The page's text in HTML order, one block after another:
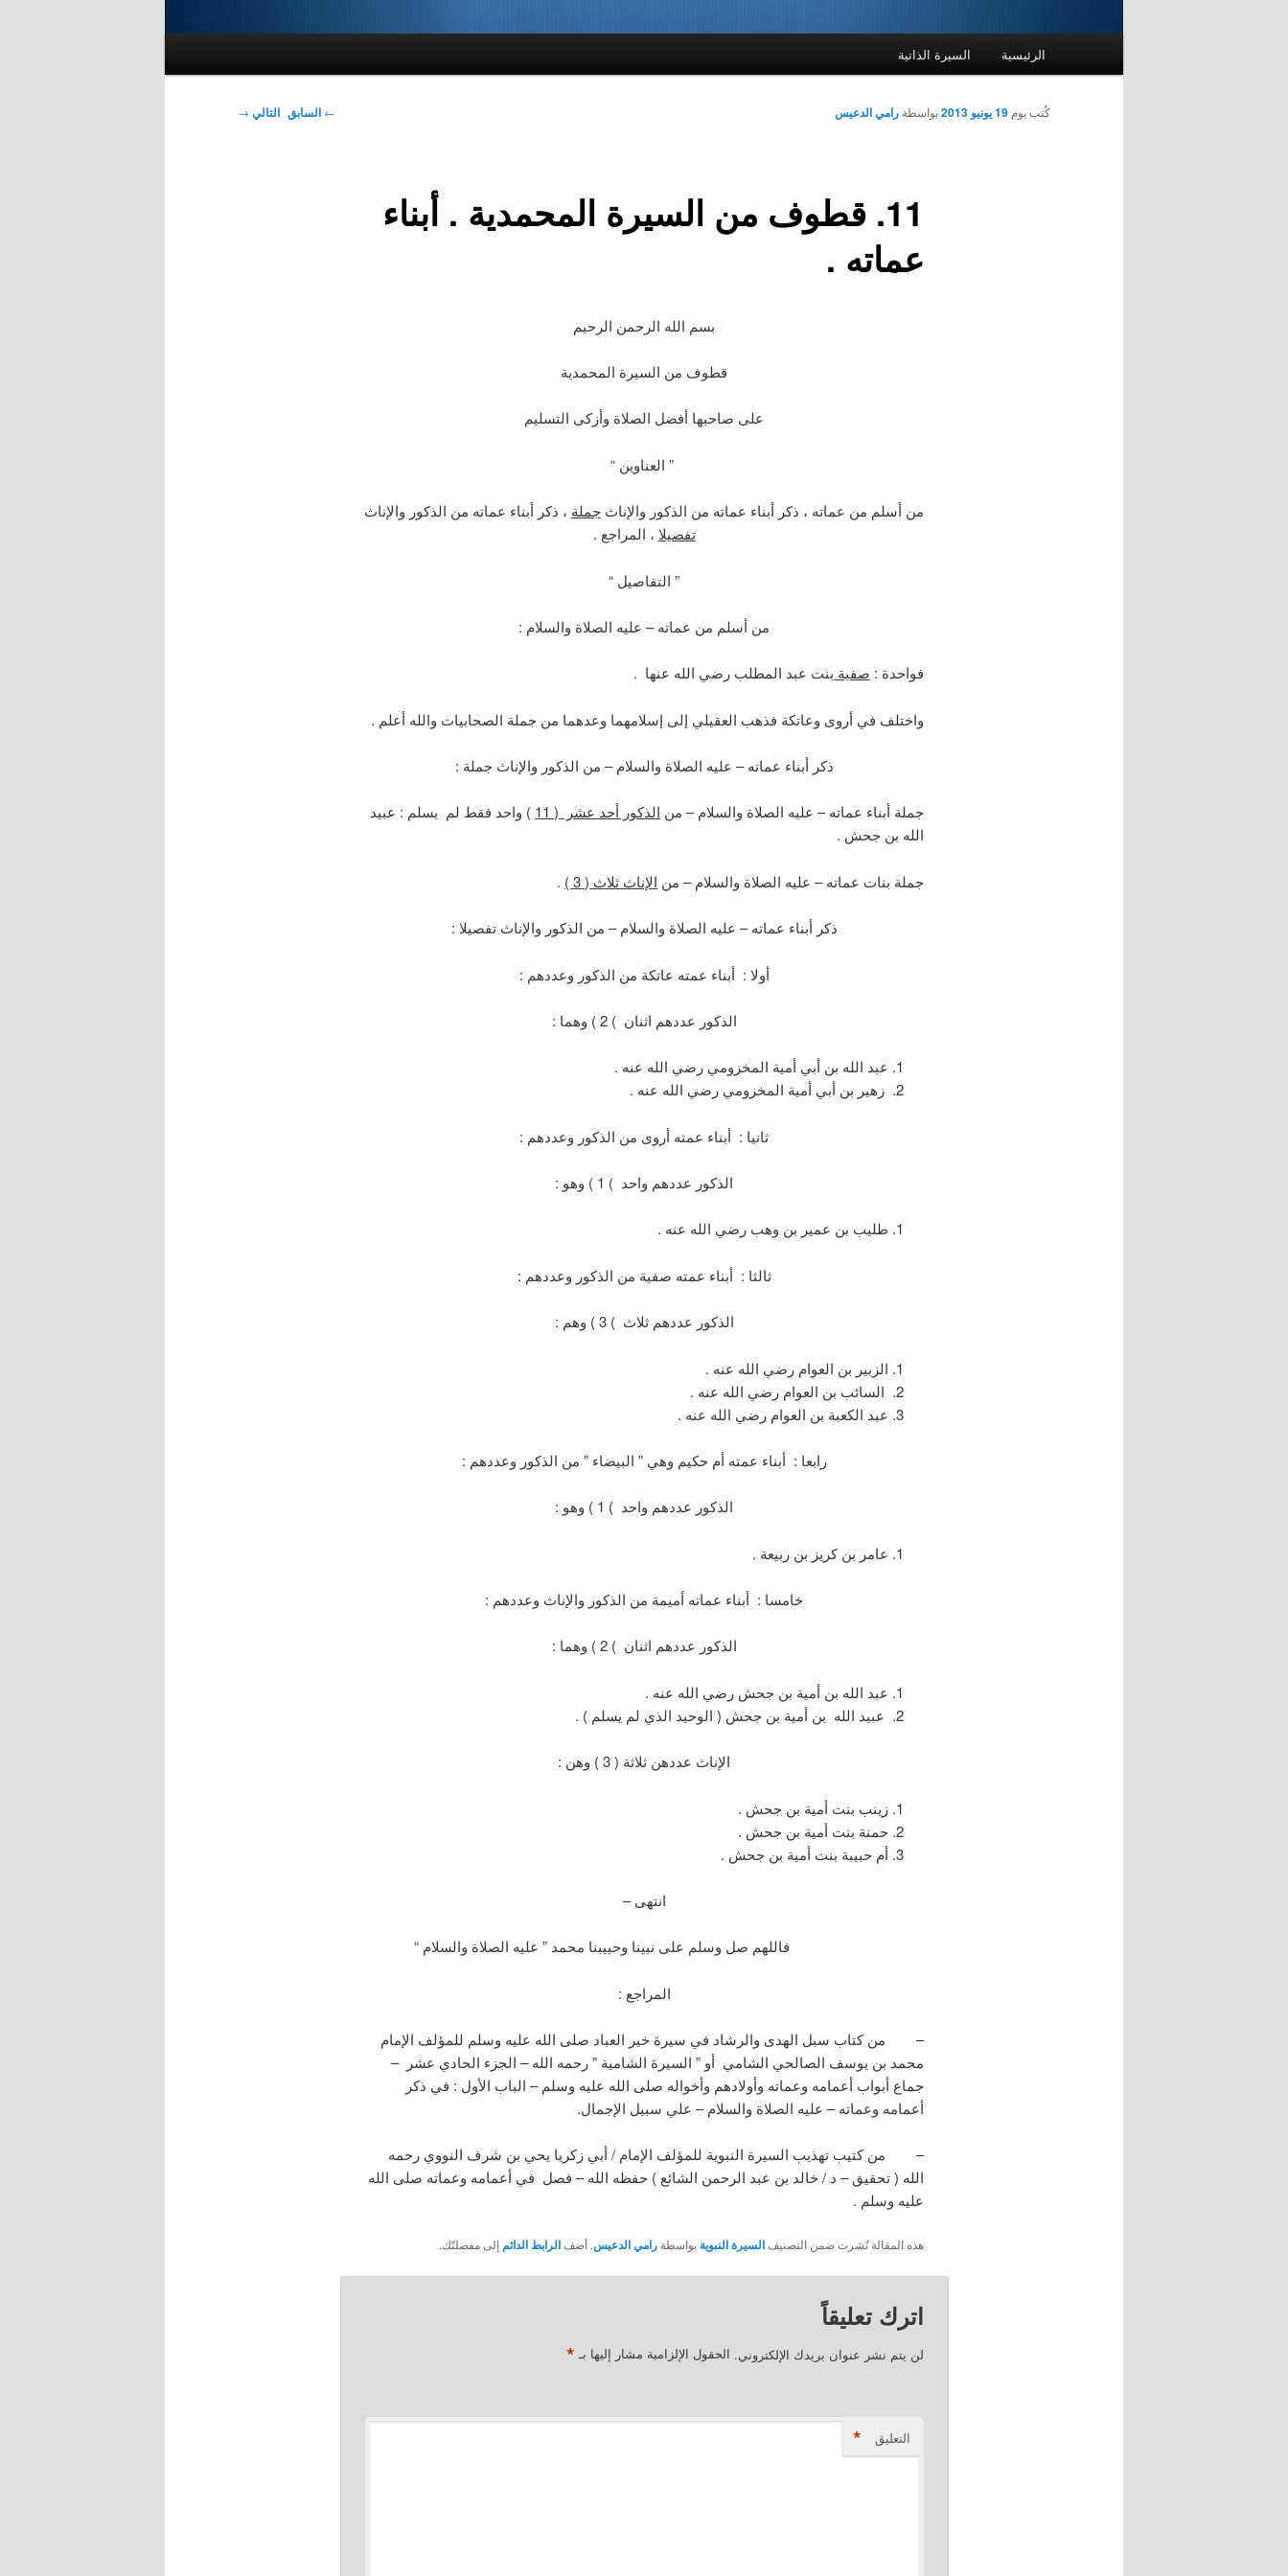
الرئيسية السيرة الذاتية
تصفّح
← السابق التالي →
11. قطوف من السيرة المحمدية . أبناء
عماته .
كُتب يوم 19 يونيو 2013 بواسطة رامي الدعيس
بسم الله الرحمن الرحيم
قطوف من السيرة المحمدية
على صاحبها أفضل الصلاة وأزكى التسليم
” العناوين “
من أسلم من عماته ، ذكر أبناء عماته من الذكور والإناث جملة ، ذكر أبناء عماته من الذكور والإناث
تفصيلا ، المراجع .
” التفاصيل “
من أسلم من عماته – عليه الصلاة والسلام :
فواحدة : صفية بنت عبد المطلب رضي الله عنها .
واختلف في أروى وعاتكة فذهب العقيلي إلى إسلامهما وعدهما من جملة الصحابيات والله أعلم .
ذكر أبناء عماته – عليه الصلاة والسلام – من الذكور والإناث جملة :
جملة أبناء عماته – عليه الصلاة والسلام – من الذكور أحد عشر ( 11
) واحد فقط لم يسلم : عبيد
الله بن جحش .
جملة بنات عماته – عليه الصلاة والسلام – من الإناث ثلاث ( 3 ) .
ذكر أبناء عماته – عليه الصلاة والسلام – من الذكور والإناث تفصيلا :
أولا : أبناء عمته عاتكة من الذكور وعددهم :
الذكور عددهم اثنان ) 2 ) وهما :
عبد الله بن أبي أمية المخزومي رضي الله عنه .
زهير بن أبي أمية المخزومي رضي الله عنه .
ثانيا : أبناء عمته أروى من الذكور وعددهم :
الذكور عددهم واحد ) 1 ) وهو :
طليب بن عمير بن وهب رضي الله عنه .
ثالثا : أبناء عمته صفية من الذكور وعددهم :
الذكور عددهم ثلاث ) 3 ) وهم :
الزبير بن العوام رضي الله عنه .
السائب بن العوام رضي الله عنه .
عبد الكعبة بن العوام رضي الله عنه .
رابعا : أبناء عمته أم حكيم وهي ” البيضاء ” من الذكور وعددهم :
الذكور عددهم واحد ) 1 ) وهو :
عامر بن كريز بن ربيعة .
خامسا : أبناء عماته أميمة من الذكور والإناث وعددهم :
الذكور عددهم اثنان ) 2 ) وهما :
عبد الله بن أمية بن جحش رضي الله عنه .
عبيد الله بن أمية بن جحش ( الوحيد الذي لم يسلم ) .
الإناث عددهن ثلاثة ( 3 ) وهن :
زينب بنت أمية بن جحش .
حمنة بنت أمية بن جحش .
أم حبيبة بنت أمية بن جحش .
انتهى –
فاللهم صل وسلم على نبينا وحبيبنا محمد ” عليه الصلاة والسلام “
المراجع :
– من كتاب سبل الهدى والرشاد في سيرة خير العباد صلى الله عليه وسلم للمؤلف الإمام
محمد بن يوسف الصالحي الشامي أو ” السيرة الشامية ” رحمه الله – الجزء الحادي عشر –
جماع أبواب أعمامه وعماته وأولادهم وأخواله صلى الله عليه وسلم – الباب الأول : في ذكر
أعمامه وعماته – عليه الصلاة والسلام – علي سبيل الإجمال.
– من كتيب تهذيب السيرة النبوية للمؤلف الإمام / أبي زكريا يحي بن شرف النووي رحمه
الله ( تحقيق – د / خالد بن عبد الرحمن الشائع ) حفظه الله – فصل في أعمامه وعماته صلى الله
عليه وسلم .
هذه المقالة نُشرت ضمن التصنيفالسيرة النبوية بواسطة رامي الدعيس. أضفالرابط الدائم إلى مفضلتّك.
اترك تعليقاً
لن يتم نشر عنوان بريدك الإلكتروني. الحقول الإلزامية مشار إليها بـ *
التعليق *